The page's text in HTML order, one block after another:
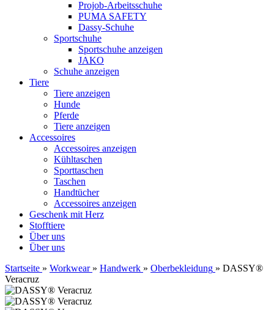
Projob-Arbeitsschuhe
PUMA SAFETY
Dassy-Schuhe
Sportschuhe
Sportschuhe anzeigen
JAKO
Schuhe anzeigen
Tiere
Tiere anzeigen
Hunde
Pferde
Tiere anzeigen
Accessoires
Accessoires anzeigen
Kühltaschen
Sporttaschen
Taschen
Handtücher
Accessoires anzeigen
Geschenk mit Herz
Stofftiere
Über uns
Über uns
Startseite » Workwear » Handwerk » Oberbekleidung » DASSY®
Veracruz